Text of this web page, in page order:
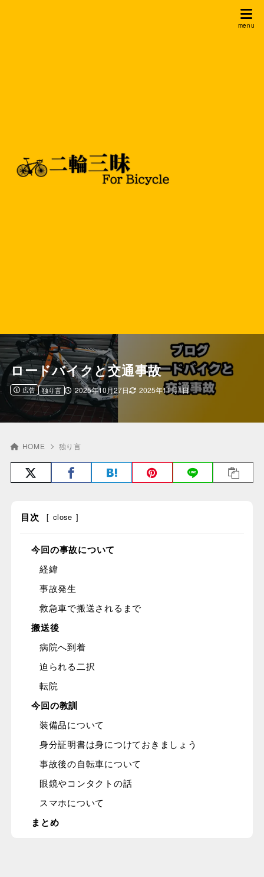
ロードバイクと交通事故
広告 2025年10月27日 2025年11月1日
独り言
HOME 独り言
目次 [ close ]
今回の事故について
経緯
事故発生
救急車で搬送されるまで
搬送後
病院へ到着
迫られる二択
転院
今回の教訓
装備品について
身分証明書は身につけておきましょう
事故後の自転車について
眼鏡やコンタクトの話
スマホについて
まとめ